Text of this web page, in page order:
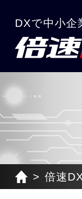
DXで中小企
倍速